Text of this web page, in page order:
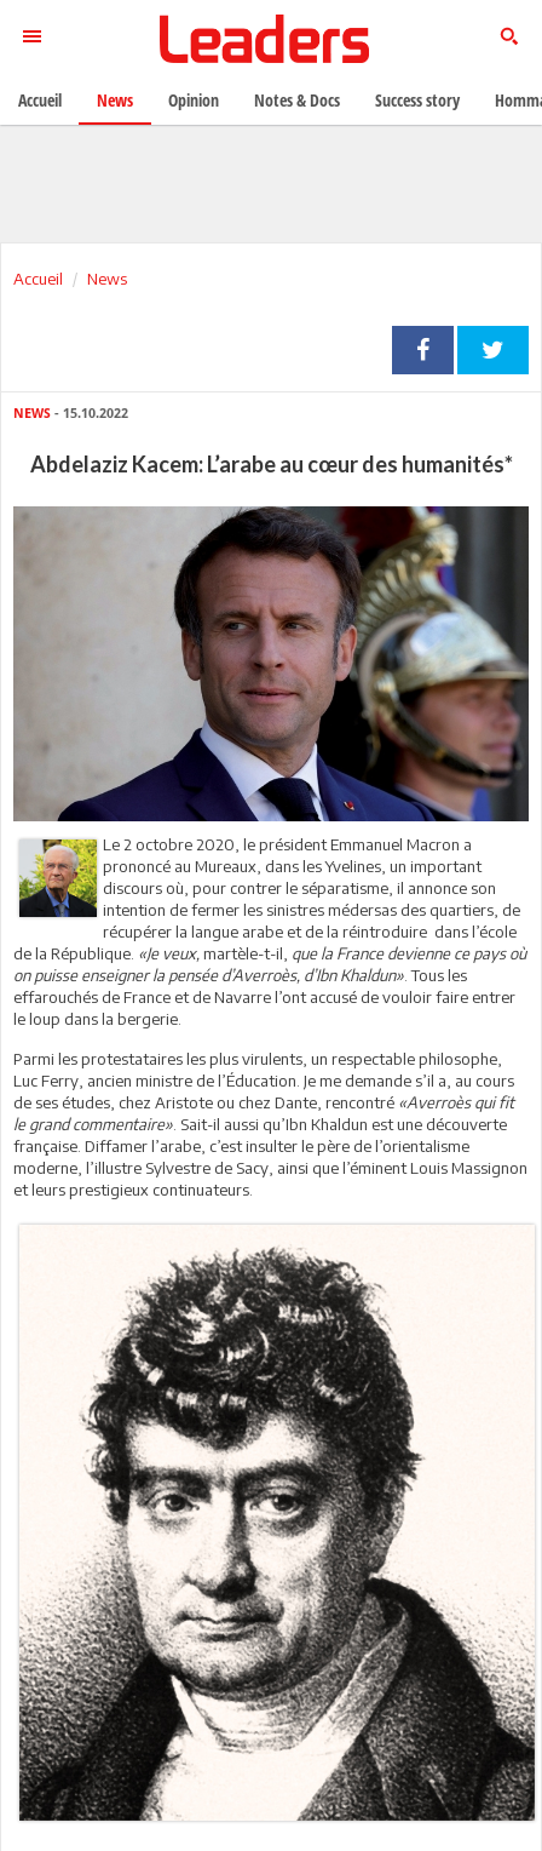
Accueil News
NEWS - 15.10.2022
Abdelaziz Kacem: L’arabe au cœur des humanités*
Le 2 octobre 2020, le président Emmanuel Macron a
prononcé au Mureaux, dans les Yvelines, un important
discours où, pour contrer le séparatisme, il annonce son
intention de fermer les sinistres médersas des quartiers, de
récupérer la langue arabe et de la réintroduire dans l’école
de la République. «Je veux, martèle-t-il, que la France devienne ce pays où
on puisse enseigner la pensée d’Averroès, d’Ibn Khaldun» . Tous les
effarouchés de France et de Navarre l’ont accusé de vouloir faire entrer
le loup dans la bergerie.
Parmi les protestataires les plus virulents, un respectable philosophe,
Luc Ferry, ancien ministre de l’Éducation. Je me demande s’il a, au cours
de ses études, chez Aristote ou chez Dante, rencontré «Averroès qui fit
le grand commentaire» . Sait-il aussi qu’Ibn Khaldun est une découverte
française. Diffamer l’arabe, c’est insulter le père de l’orientalisme
moderne, l’illustre Sylvestre de Sacy, ainsi que l’éminent Louis Massignon
et leurs prestigieux continuateurs.
Accueil News Opinion Notes & Docs Success story